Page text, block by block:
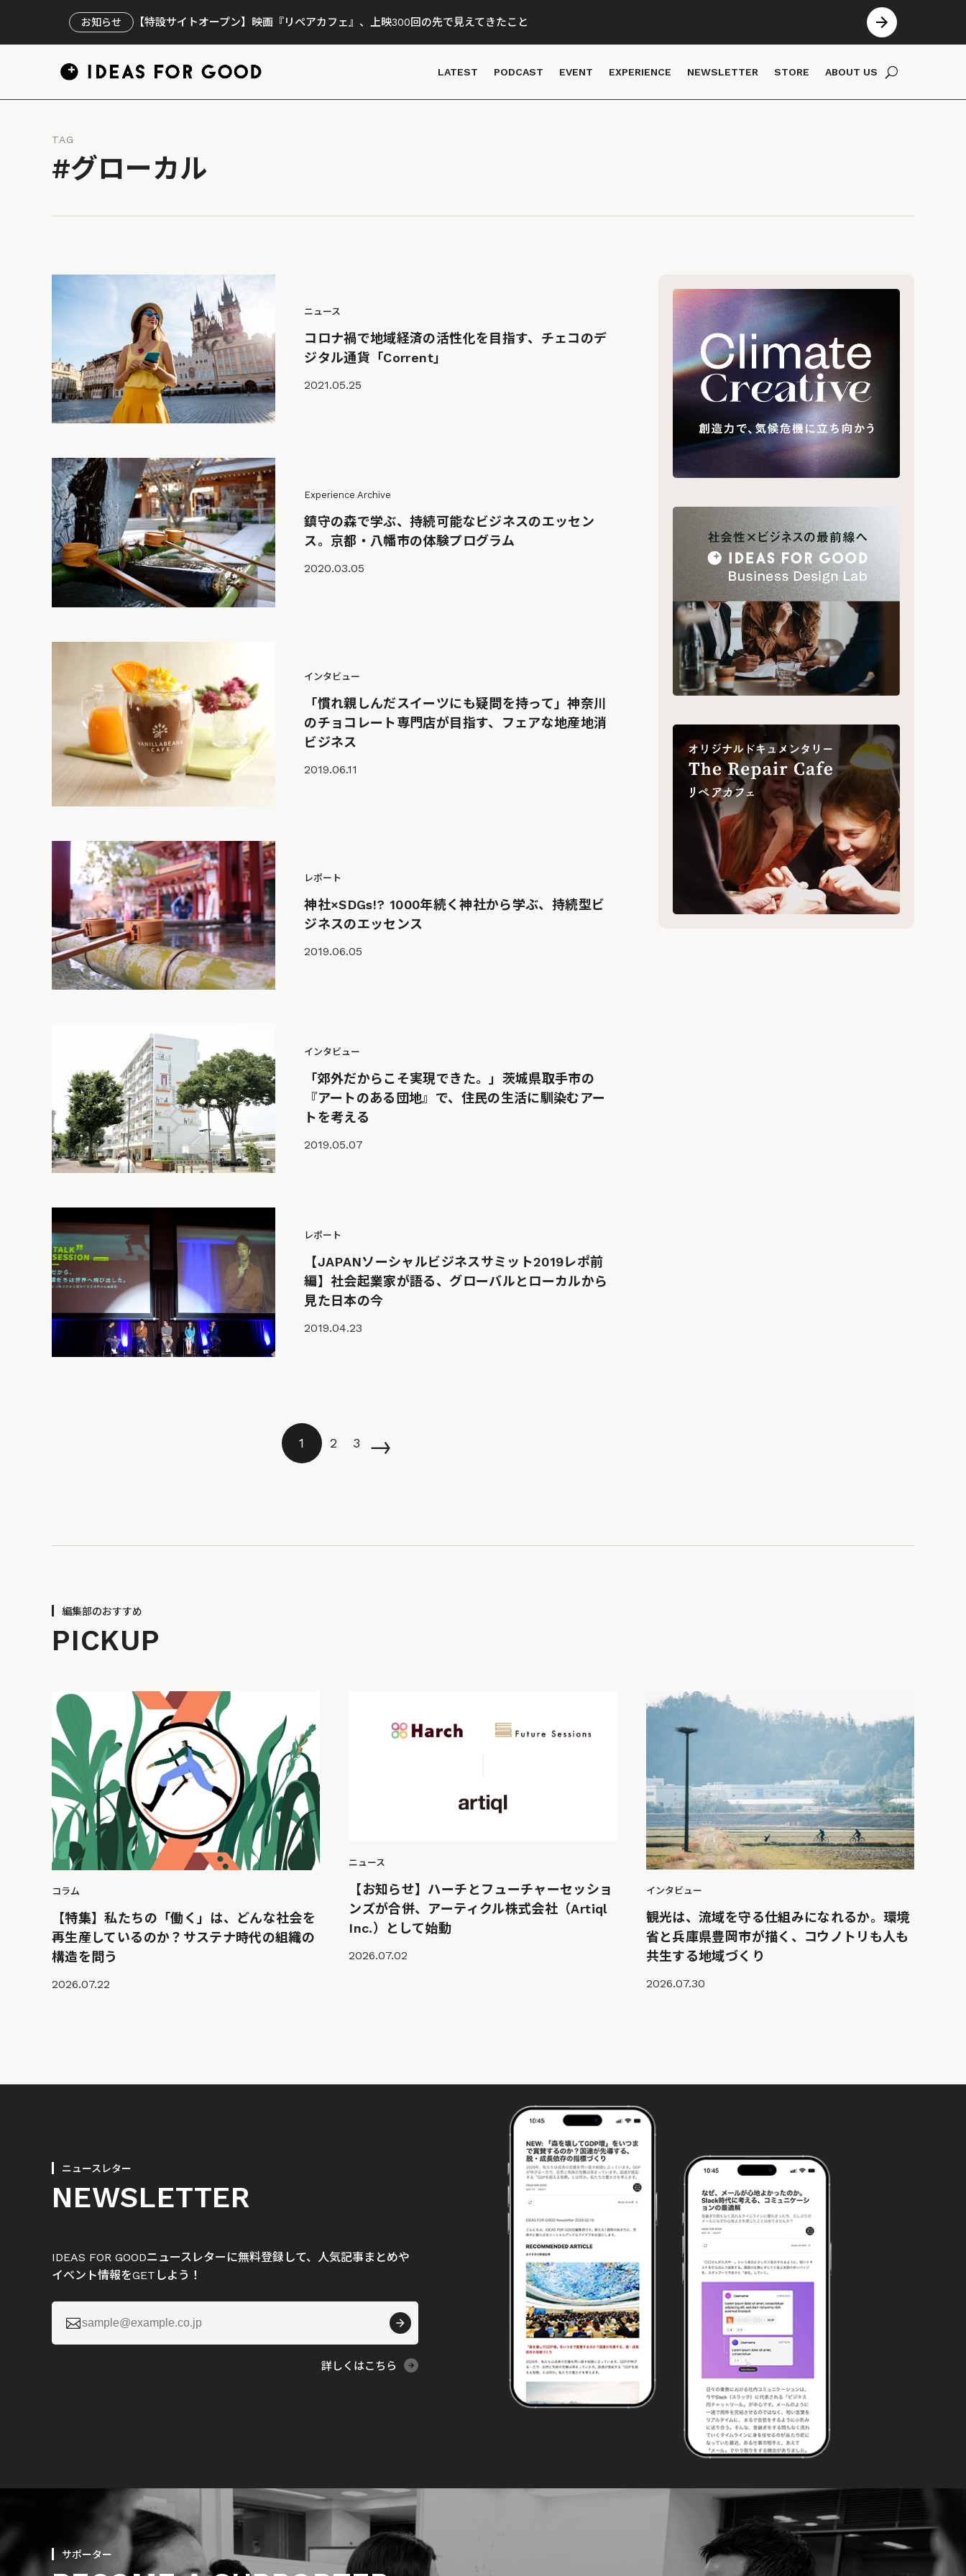
お知らせ 【特設サイトオープン】映画『リペアカフェ』、上映300回の先で見えてきたこと
LATEST PODCAST EVENT EXPERIENCE NEWSLETTER STORE ABOUT US
TAG
#グローカル
ニュース
コロナ禍で地域経済の活性化を目指す、チェコのデ
ジタル通貨「Corrent」
2021.05.25
Experience Archive
鎮守の森で学ぶ、持続可能なビジネスのエッセン
ス。京都・八幡市の体験プログラム
2020.03.05
インタビュー
「慣れ親しんだスイーツにも疑問を持って」神奈川
のチョコレート専門店が目指す、フェアな地産地消
ビジネス
2019.06.11
レポート
神社×SDGs!? 1000年続く神社から学ぶ、持続型ビ
ジネスのエッセンス
2019.06.05
インタビュー
「郊外だからこそ実現できた。」茨城県取手市の
『アートのある団地』で、住民の生活に馴染むアー
トを考える
2019.05.07
レポート
【JAPANソーシャルビジネスサミット2019レポ前
編】社会起業家が語る、グローバルとローカルから
見た日本の今
2019.04.23
1 2 3 →
編集部のおすすめ
PICKUP
コラム
【特集】私たちの「働く」は、どんな社会を
再生産しているのか？サステナ時代の組織の
構造を問う
2026.07.22
ニュース
【お知らせ】ハーチとフューチャーセッショ
ンズが合併、アーティクル株式会社（Artiql
Inc.）として始動
2026.07.02
インタビュー
観光は、流域を守る仕組みになれるか。環境
省と兵庫県豊岡市が描く、コウノトリも人も
共生する地域づくり
2026.07.30
ニュースレター
NEWSLETTER
IDEAS FOR GOODニュースレターに無料登録して、人気記事まとめや
イベント情報をGETしよう！

詳しくはこちら
サポーター